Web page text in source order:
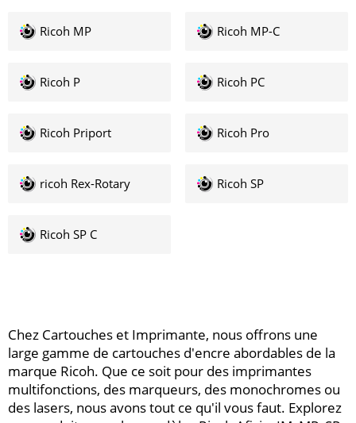
Ricoh MP Ricoh MP-C
Ricoh P Ricoh PC
Ricoh Priport Ricoh Pro
ricoh Rex-Rotary Ricoh SP
Ricoh SP C
Chez Cartouches et Imprimante, nous offrons une
large gamme de cartouches d'encre abordables de la
marque Ricoh. Que ce soit pour des imprimantes
multifonctions, des marqueurs, des monochromes ou
des lasers, nous avons tout ce qu'il vous faut. Explorez